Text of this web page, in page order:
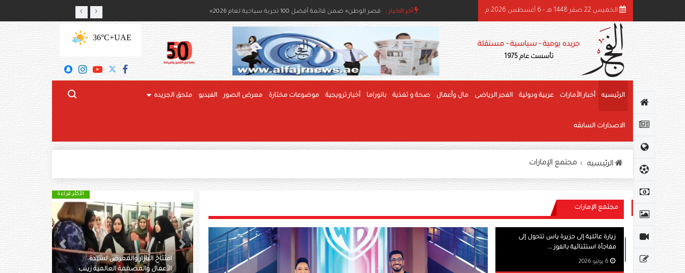
أخر الاخبار :
مسابقات الفاكهة بمهرجان الوثبة للرطب تعزز جودة الإنتاج المحلي الوثبة للرطب يتوج الفائزين في «خرايف البيت» والمانجو ‹ › الخميس 22 صفر 1448 هـ - 6 أغسطس 2026 م
جريده يومية - سياسية - مستقلة
تأسست عام 1975
UAE
+36°C
الرئيسيه أخبار الأمارات عربية ودولية الفجر الرياضى مال وأعمال صحة و تغذية بانوراما أخبار ترويجية موضوعات مختارة معرض الصور الفيديو ملحق الجريده
الاصدارات السابقه
الرئيسيه مجتمع الإمارات
مجتمع الإمارات
زيارة عائلية إلى جزيرة ياس تتحول إلى
مفاجأة استثنائية بالفوز ...
افتتاح البازار والمعرض لسيدة
الأعمال والمصممة العالمية زينب
الأكثر قراءة
القرية العالمية تطلق باقات الرحلات
Previous
Next